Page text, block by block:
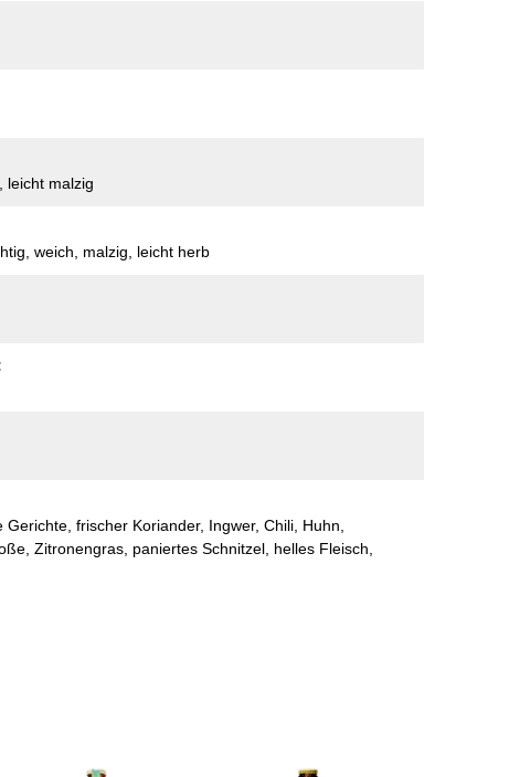
leicht malzig
weich, malzig, leicht herb
Gerichte, frischer Koriander, Ingwer, Chili, Huhn,
Zitronengras, paniertes Schnitzel, helles Fleisch,